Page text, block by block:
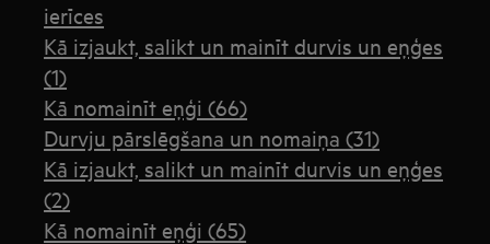
ierīces
Kā izjaukt, salikt un mainīt durvis un eņģes
(1)
Kā nomainīt eņģi (66)
Durvju pārslēgšana un nomaiņa (31)
Kā izjaukt, salikt un mainīt durvis un eņģes
(2)
Kā nomainīt eņģi (65)